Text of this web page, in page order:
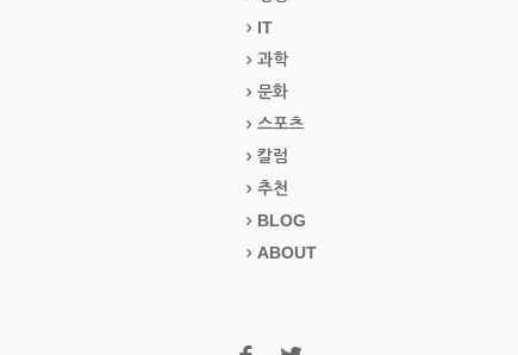
IT
과학
문화
스포츠
칼럼
추천
BLOG
ABOUT